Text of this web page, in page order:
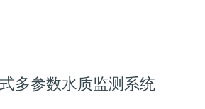
多参数水质监测系统